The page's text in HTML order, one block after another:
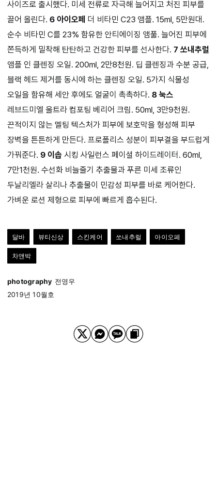
사이즈로 출시했다. 미세 전류로 자극해 늘어지고 처진 피부를
끌어 올린다. 6 아이오페 더 비타민 C23 앰플. 15ml, 5만원대.
순수 비타민 C를 23% 함유한 안티에이징 앰풀. 늘어진 피부에
쫀득하게 밀착해 탄탄하고 건강한 피부를 선사한다. 7 쏘내추럴
앰플 인 클렌징 오일. 200ml, 2만8천원. 딥 클렌징과 수분 공급,
블랙 헤드 제거를 동시에 하는 클렌징 오일. 5가지 식물성
오일을 함유해 세안 후에도 얼굴이 촉촉하다. 8 눅스
레브드미엘 울트라 컴포팅 베리어 크림. 50ml, 3만9천원.
끈적이지 않는 멜팅 텍스처가 피부에 보호막을 형성해 피부
장벽을 튼튼하게 만든다. 프로폴리스 성분이 피부결을 부드럽게
가꿔준다. 9 이솝 시킹 사일런스 페이셜 하이드레이터. 60ml,
7만1천원. 수선화 비늘줄기 추출물과 푸른 미세 조류인
두날리엘라 살리나 추출물이 민감성 피부를 바로 케어한다.
가벼운 로션 제형으로 피부에 빠르게 흡수된다.
달바 뷰티신상 스킨케어 쏘내추럴 아이오페
차앤박
photography 전영우
2019년 10월호